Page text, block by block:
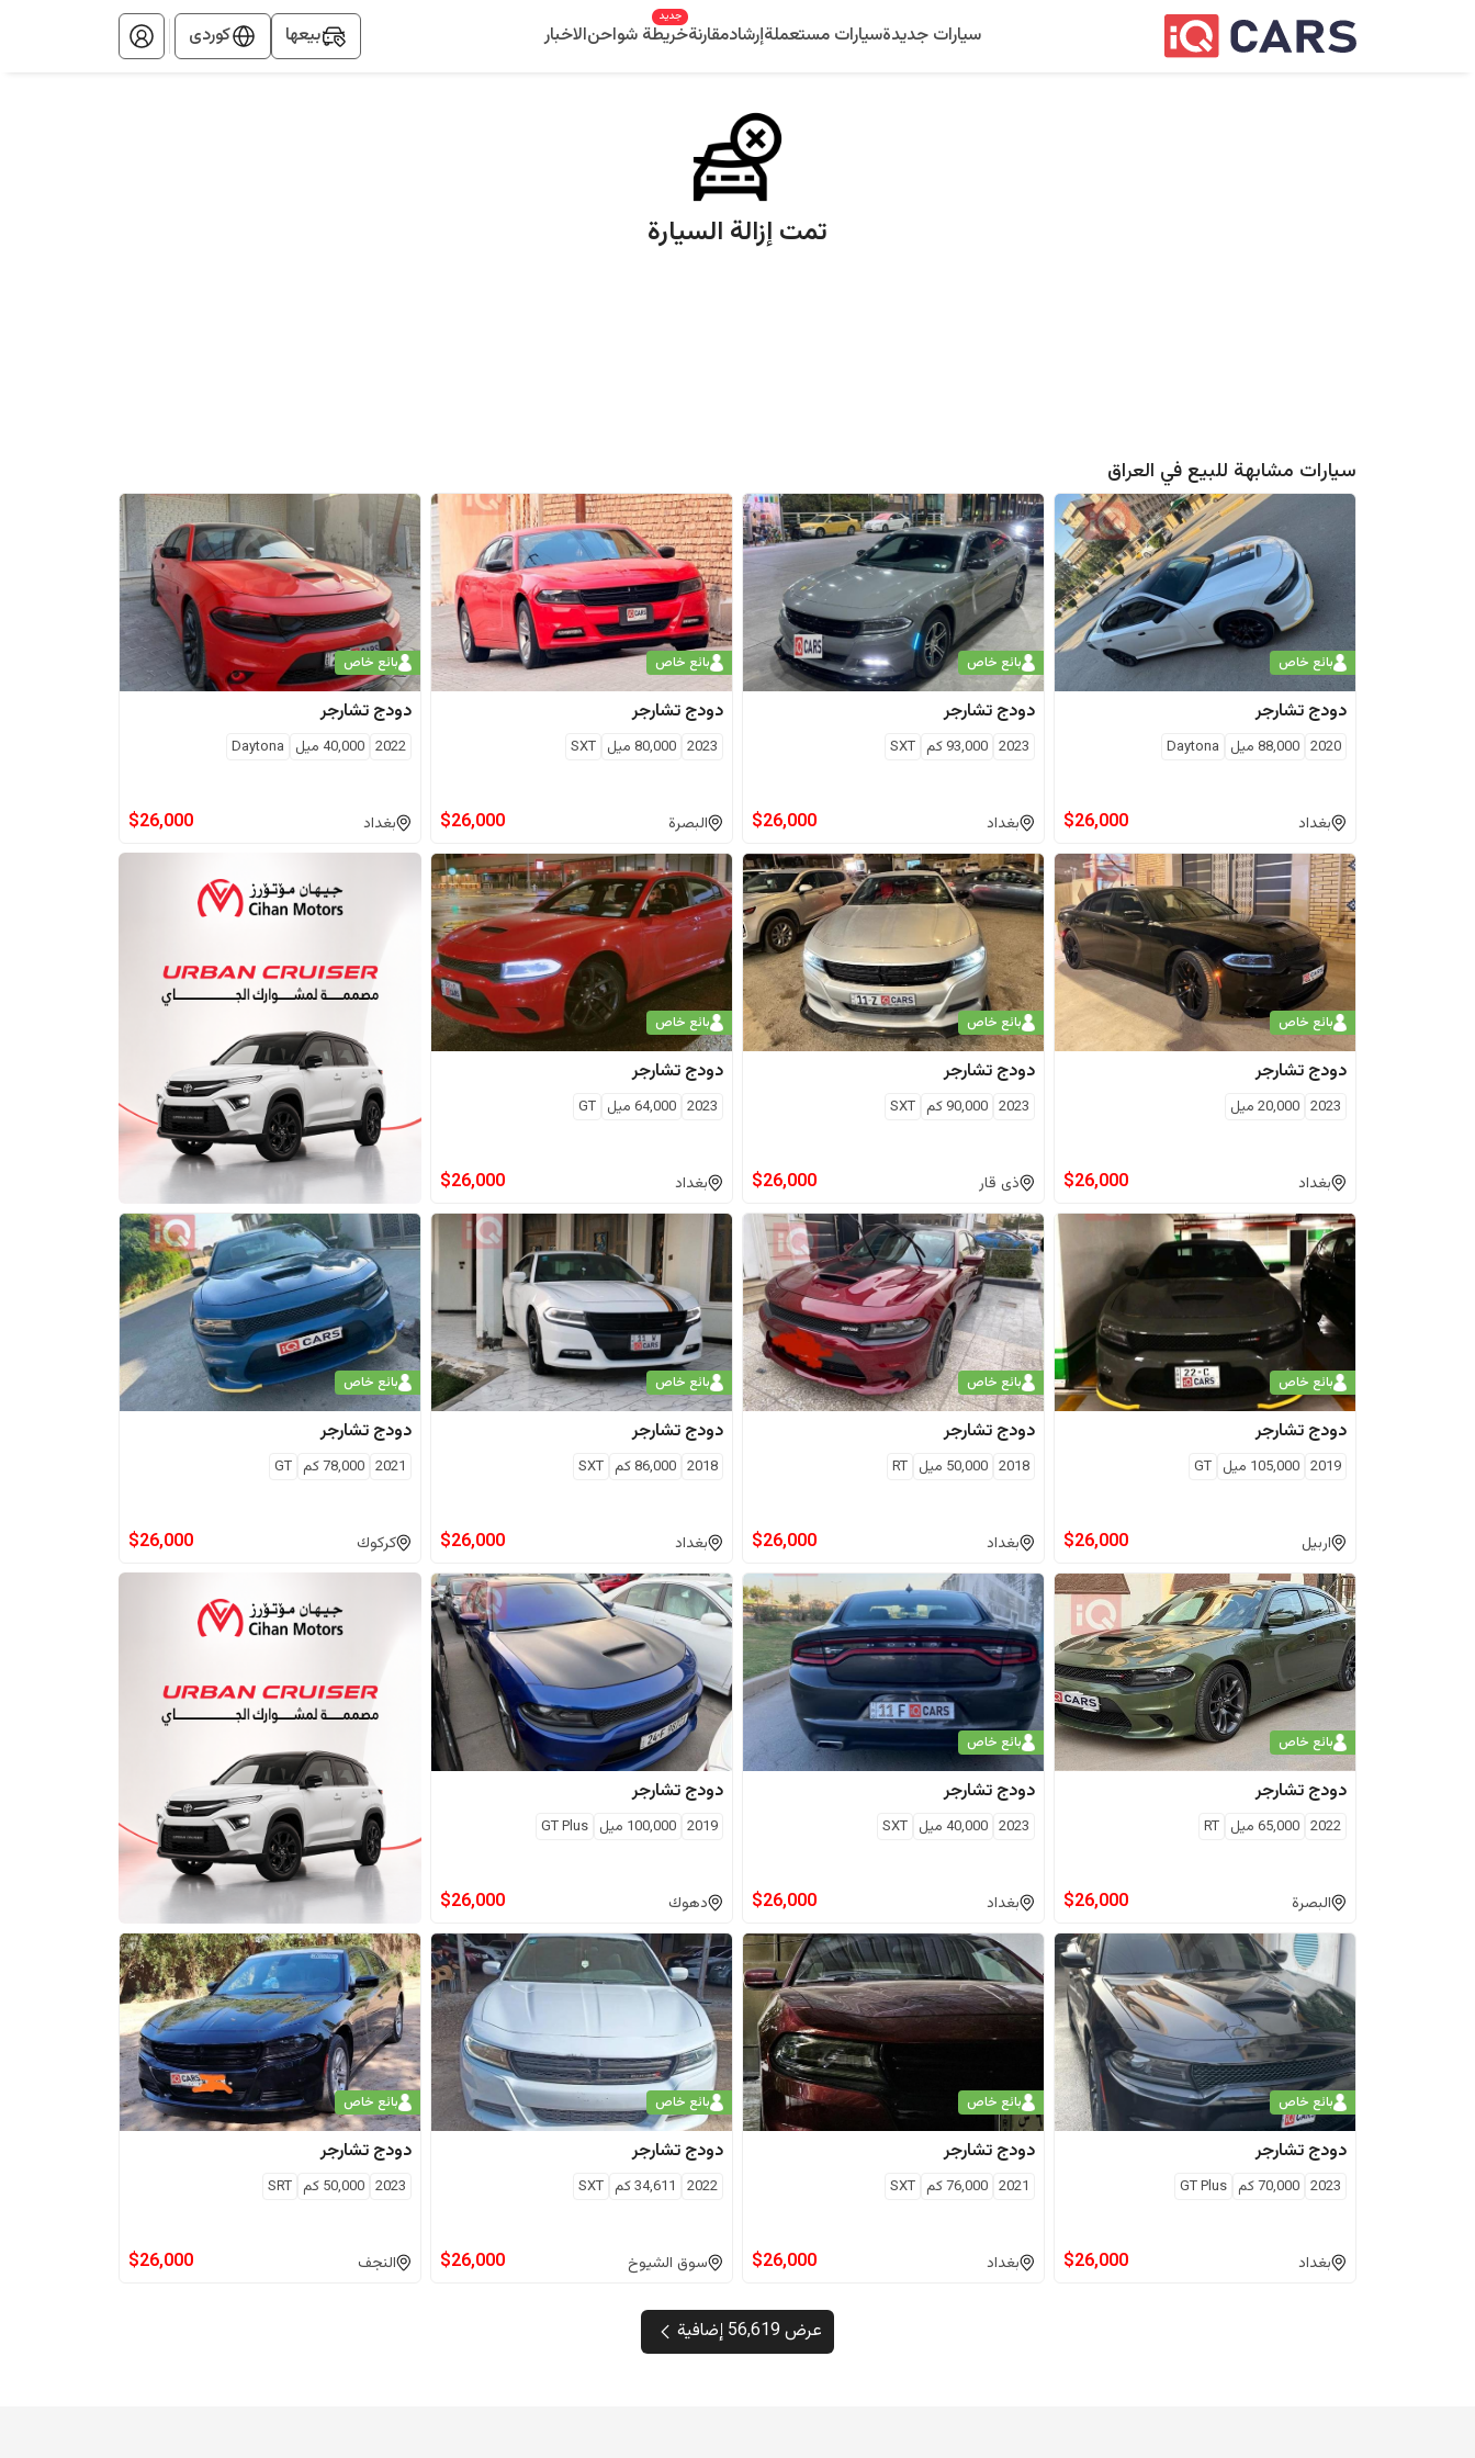
سيارات جديدةسيارات مستعملةإرشادمقارنةخريطة شواحن
جديد
الاخبار بيعها کوردی
تمت إزالة السيارة
سيارات مشابهة للبيع في العراق
بائع خاص
دودج تشارجر
2020
88,000 ميل Daytona
بغداد $26,000
بائع خاص
دودج تشارجر
2023
93,000 كم SXT
بغداد $26,000
بائع خاص
دودج تشارجر
2023
80,000 ميل SXT
البصرة $26,000
بائع خاص
دودج تشارجر
2022
40,000 ميل Daytona
بغداد $26,000
بائع خاص
دودج تشارجر
2023
20,000 ميل
بغداد $26,000
بائع خاص
دودج تشارجر
2023
90,000 كم SXT
ذى قار $26,000
بائع خاص
دودج تشارجر
2023
64,000 ميل GT
بغداد $26,000
بائع خاص
دودج تشارجر
2019
105,000 ميل GT
اربيل $26,000
بائع خاص
دودج تشارجر
2018
50,000 ميل RT
بغداد $26,000
بائع خاص
دودج تشارجر
2018
86,000كم SXT
بغداد $26,000
بائع خاص
دودج تشارجر
2021
78,000كم GT
كركوك $26,000
بائع خاص
دودج تشارجر
2022
65,000 ميل RT
البصرة $26,000
بائع خاص
دودج تشارجر
2023
40,000 ميل SXT
بغداد $26,000
دودج تشارجر
2019
100,000 ميل GT Plus
دهوك $26,000
بائع خاص
دودج تشارجر
2023
70,000كم GT Plus
بغداد $26,000
بائع خاص
دودج تشارجر
2021
76,000كم SXT
بغداد $26,000
بائع خاص
دودج تشارجر
2022
34,611كم SXT
سوق الشيوخ $26,000
بائع خاص
دودج تشارجر
2023
50,000 كم SRT
النجف $26,000
عرض 56,619 إضافية